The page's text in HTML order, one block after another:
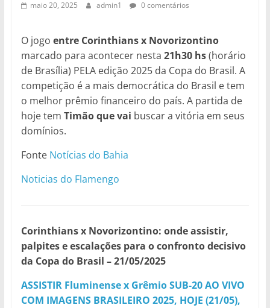
maio 20, 2025 admin1 0 comentários
O jogo entre Corinthians x Novorizontino
marcado para acontecer nesta 21h30 hs(horário
de Brasília) PELA edição 2025 da Copa do Brasil. A
competição é a mais democrática do Brasil e tem
o melhor prêmio financeiro do país. A partida de
hoje tem Timão que vai buscar a vitória em seus
domínios.
Fonte Notícias do Bahia
Noticias do Flamengo
Corinthians x Novorizontino: onde assistir,
palpites e escalações para o confronto decisivo
da Copa do Brasil – 21/05/2025
ASSISTIR Fluminense x Grêmio SUB-20 AO VIVO
COM IMAGENS BRASILEIRO 2025, HOJE (21/05),